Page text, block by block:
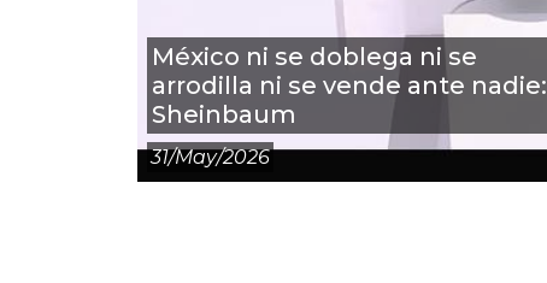
México ni se doblega ni se
arrodilla ni se vende ante nadie:
Sheinbaum
31/may/2026